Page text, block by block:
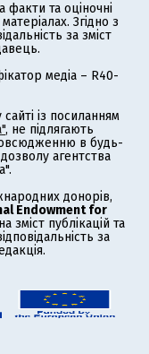
факти та оціночні
Згідно з
за зміст
медіа – R40-
із посиланням
, не підлягають
в будь-
агентства
донорів,
Endowment for
публікацій та
за